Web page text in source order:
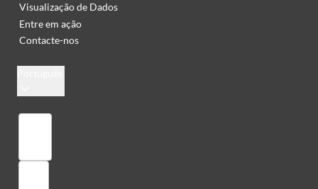
Visualização de Dados
Entre em ação
Contacte-nos